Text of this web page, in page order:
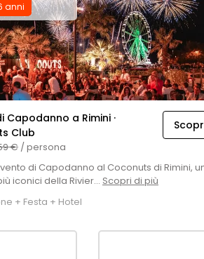
anni
Capodanno a Rimini ·
Club
€/ persona
di Capodanno al Coconuts di Rimini,
iconici della Rivier... Scopri di più
+ Festa + Hotel